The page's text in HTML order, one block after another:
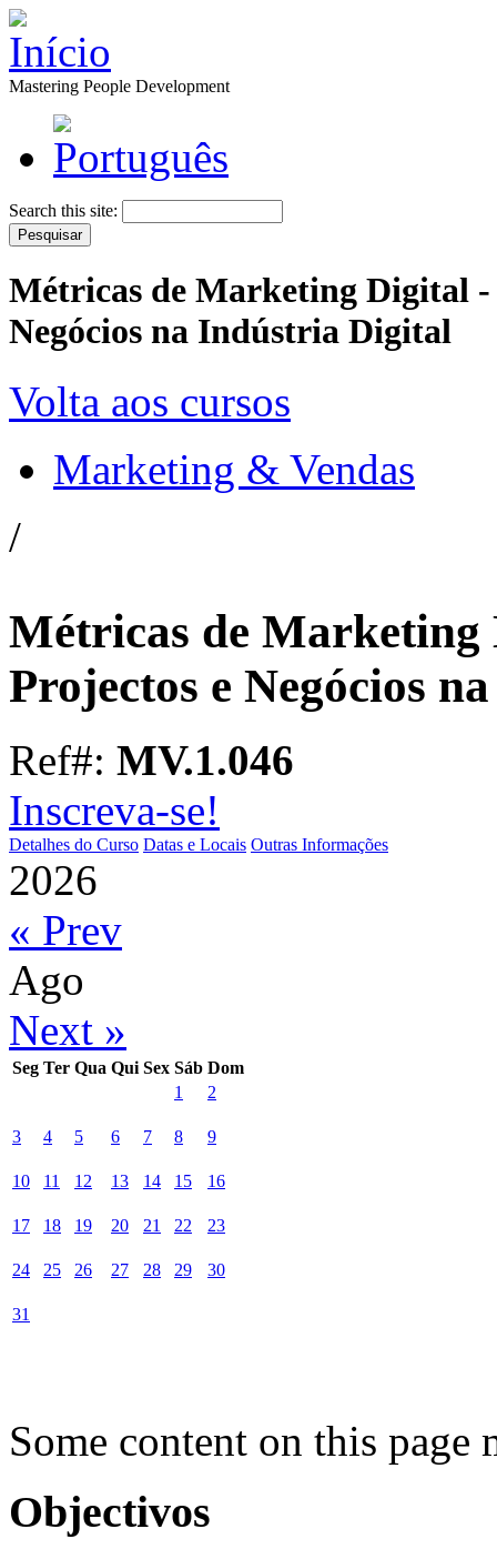
Mastering People Development
Search this site:
Métricas de Marketing Digital -
Negócios na Indústria Digital
Volta aos cursos
Marketing & Vendas
/
Métricas de Marketing
Projectos e Negócios
Ref#: MV.1.046
Inscreva-se!
Detalhes do Curso Datas e Locais Outras Informações
2026
« Prev
Ago
Next »
Seg Ter Qua Qui Sex Sáb Dom
1
2
3 4 5 6 7 8 9
10 11 12 13 14 15 16
17 18 19 20 21 22 23
24 25 26 27 28 29 30
31
Some content on this page
Objectivos